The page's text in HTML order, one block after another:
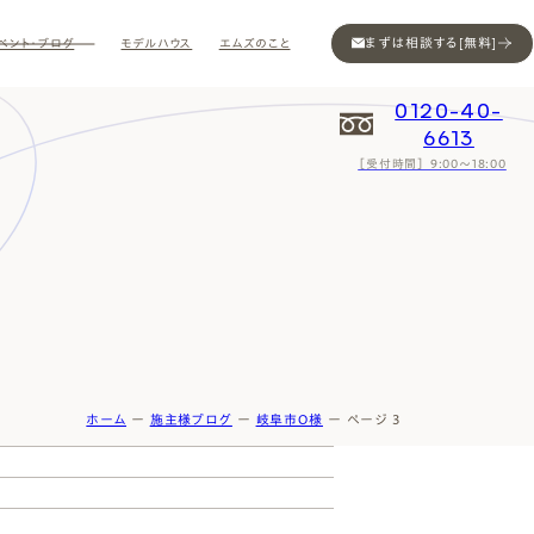
ント・ブログ モデルハウス エムズのこと
0120-40-
6613
［受付時間］ 9:00～18:00
まずは相談する[無料]
ホーム ー 施主様ブログ ー 岐阜市O様 ー ページ 3